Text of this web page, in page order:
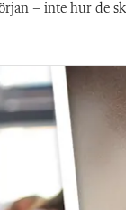
– inte hur de